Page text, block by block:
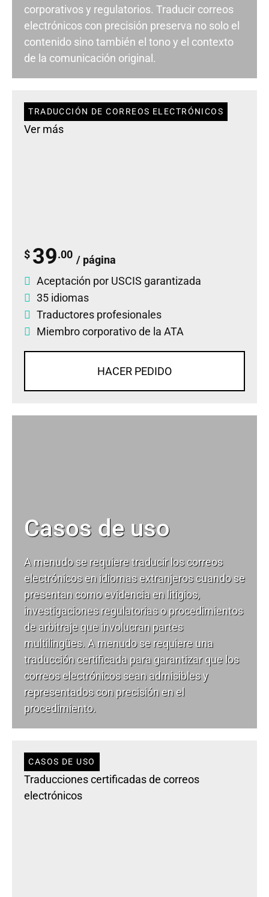
corporativos y regulatorios. Traducir correos
electrónicos con precisión preserva no solo el
contenido sino también el tono y el contexto
de la comunicación original.
TRADUCCIÓN DE CORREOS ELECTRÓNICOS
Ver más
$ 39.00 / página
Aceptación por USCIS garantizada
35 idiomas
Traductores profesionales
Miembro corporativo de la ATA
HACER PEDIDO
Casos de uso
A menudo se requiere traducir los correos
electrónicos en idiomas extranjeros cuando se
presentan como evidencia en litigios,
investigaciones regulatorias o procedimientos
de arbitraje que involucran partes
multilingües. A menudo se requiere una
traducción certificada para garantizar que los
correos electrónicos sean admisibles y
representados con precisión en el
procedimiento.
CASOS DE USO
Traducciones certificadas de correos
electrónicos